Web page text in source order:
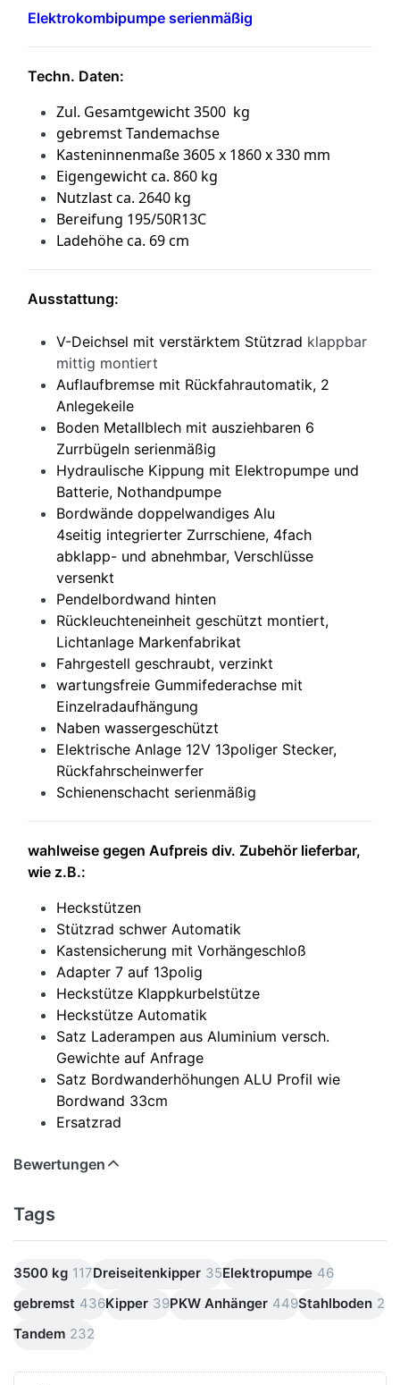
Elektrokombipumpe serienmäßig
Techn. Daten:
Zul. Gesamtgewicht 3500 kg
gebremst Tandemachse
Kasteninnenmaße 3605 x 1860 x 330 mm
Eigengewicht ca. 860 kg
Nutzlast ca. 2640 kg
Bereifung 195/50R13C
Ladehöhe ca. 69 cm
Ausstattung:
V-Deichsel mit verstärktem Stützrad klappbar
mittig montiert
Auflaufbremse mit Rückfahrautomatik, 2
Anlegekeile
Boden Metallblech mit ausziehbaren 6
Zurrbügeln serienmäßig
Hydraulische Kippung mit Elektropumpe und
Batterie, Nothandpumpe
Bordwände doppelwandiges Alu
4seitig integrierter Zurrschiene, 4fach
abklapp- und abnehmbar, Verschlüsse
versenkt
Pendelbordwand hinten
Rückleuchteneinheit geschützt montiert,
Lichtanlage Markenfabrikat
Fahrgestell geschraubt, verzinkt
wartungsfreie Gummifederachse mit
Einzelradaufhängung
Naben wassergeschützt
Elektrische Anlage 12V 13poliger Stecker,
Rückfahrscheinwerfer
Schienenschacht serienmäßig
wahlweise gegen Aufpreis div. Zubehör lieferbar,
wie z.B.:
Heckstützen
Stützrad schwer Automatik
Kastensicherung mit Vorhängeschloß
Adapter 7 auf 13polig
Heckstütze Klappkurbelstütze
Heckstütze Automatik
Satz Laderampen aus Aluminium versch.
Gewichte auf Anfrage
Satz Bordwanderhöhungen ALU Profil wie
Bordwand 33cm
Ersatzrad
Bewertungen
Tags
3500 kg 117Dreiseitenkipper 35Elektropumpe 46
gebremst 436Kipper 39PKW Anhänger 449Stahlboden 2
Tandem 232